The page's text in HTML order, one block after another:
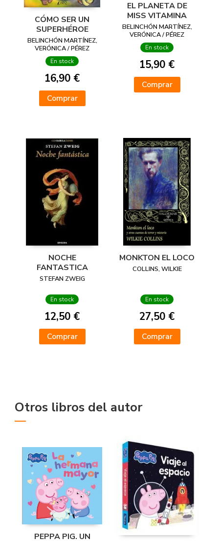
CÓMO SER UN
SUPERHÉROE
BELINCHÓN MARTÍNEZ,
VERÓNICA / PÉREZ
ALCARAZ, ÓSCAR /
NAVARRO PATERNA,
MARIEL / NEGRE
POLICARPO, SER
En stock
16,90 €
Comprar
EL PLANETA DE
MISS VITAMINA
BELINCHÓN MARTÍNEZ,
VERÓNICA / PÉREZ
ALCARAZ, ÓSCAR /
NAVARRO PATERNA,
MARIEL / NEGRE
POLICARPO, SER
En stock
15,90 €
Comprar
NOCHE
FANTASTICA
STEFAN ZWEIG
En stock
12,50 €
Comprar
MONKTON EL LOCO
COLLINS, WILKIE
En stock
27,50 €
Comprar
Otros libros del autor
PEPPA PIG. UN